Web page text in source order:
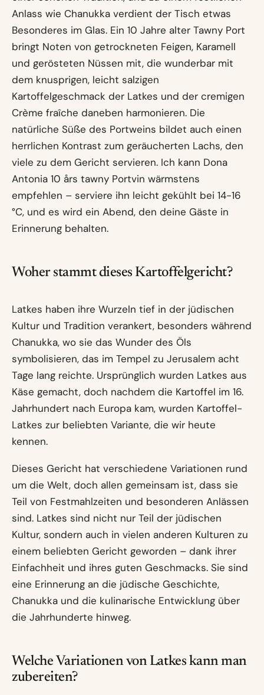
Anlass wie Chanukka verdient der Tisch etwas
Besonderes im Glas. Ein 10 Jahre alter Tawny Port
bringt Noten von getrockneten Feigen, Karamell
und gerösteten Nüssen mit, die wunderbar mit
dem knusprigen, leicht salzigen
Kartoffelgeschmack der Latkes und der cremigen
Crème fraîche daneben harmonieren. Die
natürliche Süße des Portweins bildet auch einen
herrlichen Kontrast zum geräucherten Lachs, den
viele zu dem Gericht servieren. Ich kann Dona
Antonia 10 års tawny Portvin wärmstens
empfehlen – serviere ihn leicht gekühlt bei 14-16
°C, und es wird ein Abend, den deine Gäste in
Erinnerung behalten.
Woher stammt dieses Kartoffelgericht?
Latkes haben ihre Wurzeln tief in der jüdischen
Kultur und Tradition verankert, besonders während
Chanukka, wo sie das Wunder des Öls
symbolisieren, das im Tempel zu Jerusalem acht
Tage lang reichte. Ursprünglich wurden Latkes aus
Käse gemacht, doch nachdem die Kartoffel im 16.
Jahrhundert nach Europa kam, wurden Kartoffel-
Latkes zur beliebten Variante, die wir heute
kennen.
Dieses Gericht hat verschiedene Variationen rund
um die Welt, doch allen gemeinsam ist, dass sie
Teil von Festmahlzeiten und besonderen Anlässen
sind. Latkes sind nicht nur Teil der jüdischen
Kultur, sondern auch in vielen anderen Kulturen zu
einem beliebten Gericht geworden – dank ihrer
Einfachheit und ihres guten Geschmacks. Sie sind
eine Erinnerung an die jüdische Geschichte,
Chanukka und die kulinarische Entwicklung über
die Jahrhunderte hinweg.
Welche Variationen von Latkes kann man
zubereiten?